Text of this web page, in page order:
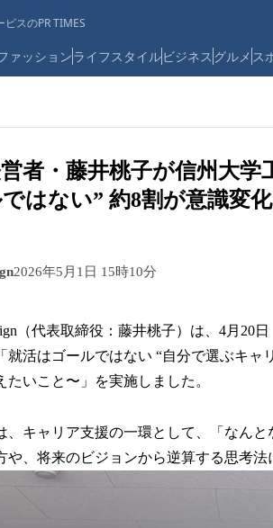
スのPR TIMES
ァッションライフスタイルビジネス グルメ ス
者・藤井桃子が信州大
はない” 約8割が意識変
2026年5月1日 15時10分
（代表取締役：藤井桃子）は、4月20
就活はゴールではない “自分で選ぶキ
たいこと〜」を実施しました。
、キャリア支援の一環として、「なん
や、将来のビジョンから逆算する思考法